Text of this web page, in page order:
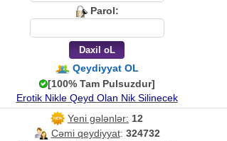
Parol:
Qeydiyyat OL
[100% Tam Pulsuzdur]
Erotik Nikle Qeyd Olan Nik Silinecek
Yeni gələnlər: 12
Cəmi qeydiyyat: 324732